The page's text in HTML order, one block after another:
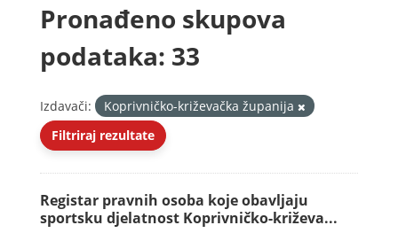
Pronađeno skupova
podataka: 33
Izdavači:
Koprivničko-križevačka županija
Filtriraj rezultate
Registar pravnih osoba koje obavljaju
sportsku djelatnost Koprivničko-križeva...